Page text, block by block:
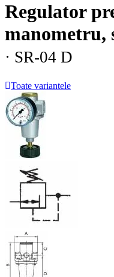
Regulator
manometru,
· SR-04 D
Toate variantele